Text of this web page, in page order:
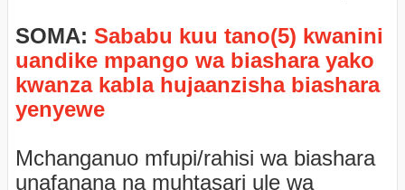
SOMA: Sababu kuu tano(5) kwanini
uandike mpango wa biashara yako
kwanza kabla hujaanzisha biashara
yenyewe
Mchanganuo mfupi/rahisi wa biashara
unafanana na muhtasari ule wa